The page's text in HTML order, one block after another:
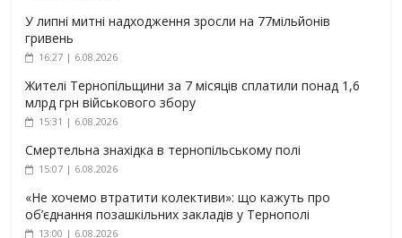
У липні митні надходження зросли на 77мільйонів
гривень
16:27 | 6.08.2026
Жителі Тернопільщини за 7 місяців сплатили понад 1,6
млрд грн військового збору
15:31 | 6.08.2026
Смертельна знахідка в тернопільському полі
15:07 | 6.08.2026
«Не хочемо втратити колективи»: що кажуть про
об’єднання позашкільних закладів у Тернополі
13:00 | 6.08.2026